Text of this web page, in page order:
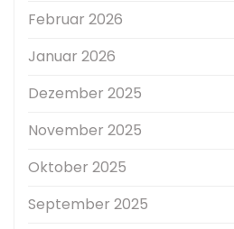
Februar 2026
Januar 2026
Dezember 2025
November 2025
Oktober 2025
September 2025